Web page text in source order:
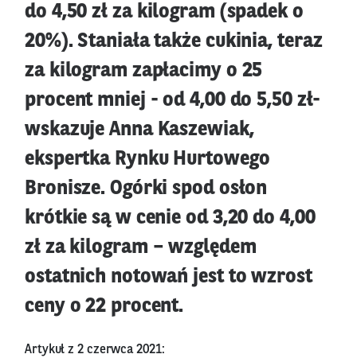
do 4,50 zł za kilogram (spadek o
20%). Staniała także cukinia, teraz
za kilogram zapłacimy o 25
procent mniej - od 4,00 do 5,50 zł-
wskazuje Anna Kaszewiak,
ekspertka Rynku Hurtowego
Bronisze. Ogórki spod osłon
krótkie są w cenie od 3,20 do 4,00
zł za kilogram – względem
ostatnich notowań jest to wzrost
ceny o 22 procent.
Artykuł z 2 czerwca 2021: